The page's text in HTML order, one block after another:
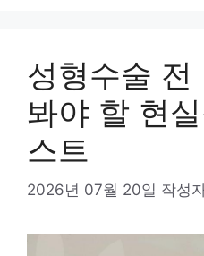
성형수술 전
봐야 할 현
스트
2026년 07월 20일 작성